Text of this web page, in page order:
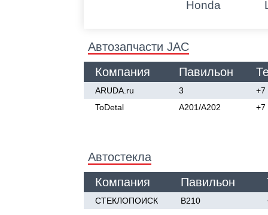
Honda
Автозапчасти JAC
Компания
Павильон
ARUDA.ru 3
+7
ToDetal
A201/А202 +7
Автостекла
Компания
Павильон
СТЕКЛОПОИСК В210